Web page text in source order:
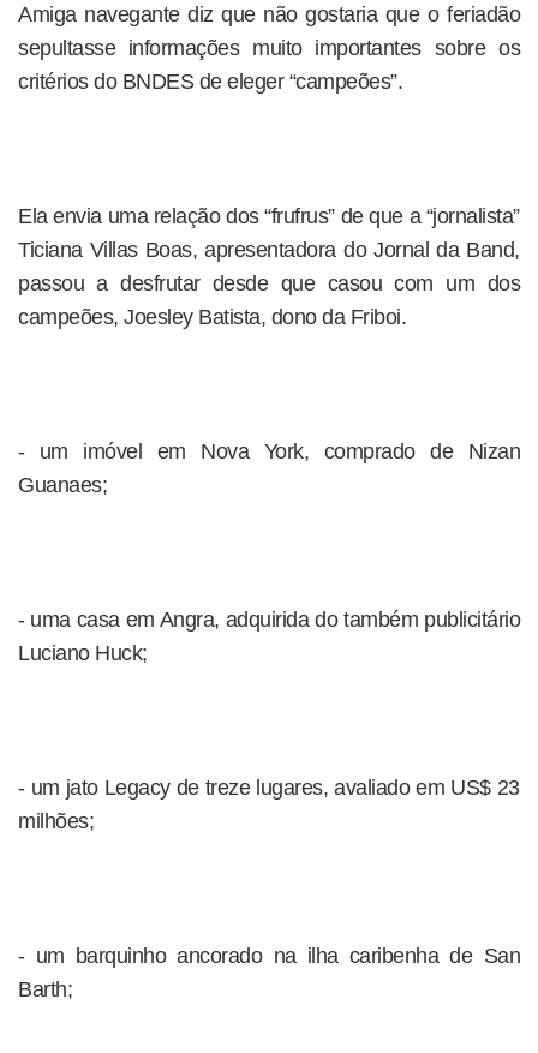
Amiga navegante diz que não gostaria que o feriadão
sepultasse informações muito importantes sobre os
critérios do BNDES de eleger “campeões”.
Ela envia uma relação dos “frufrus” de que a “jornalista”
Ticiana Villas Boas, apresentadora do Jornal da Band,
passou a desfrutar desde que casou com um dos
campeões, Joesley Batista, dono da Friboi.
- um imóvel em Nova York, comprado de Nizan
Guanaes;
- uma casa em Angra, adquirida do também publicitário
Luciano Huck;
- um jato Legacy de treze lugares, avaliado em US$ 23
milhões;
- um barquinho ancorado na ilha caribenha de San
Barth;